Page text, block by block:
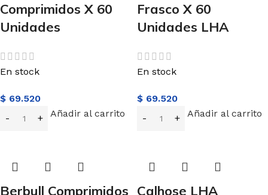
Comprimidos X 60
Unidades
En stock
$ 69.520
Añadir al carrito
Frasco X 60
Unidades LHA
En stock
$ 69.520
Añadir al carrito
Berbull Comprimidos Calhose LHA